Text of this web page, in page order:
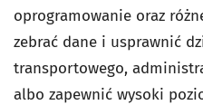
oprogramowanie oraz
zebrać dane i usprawnić
transportowego,
albo zapewnić wysoki